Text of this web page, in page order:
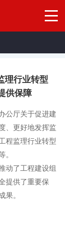
理行业转型
供保障
公厅关于促进建
、更好地发挥监
程监理行业转型
。
动了工程建设组
提供了重要保
果。